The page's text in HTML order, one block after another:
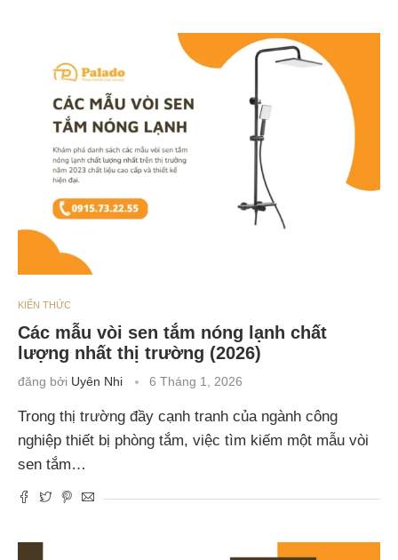
KIẾN THỨC
Các mẫu vòi sen tắm nóng lạnh chất
lượng nhất thị trường (2026)
đăng bởi Uyên Nhi 6 Tháng 1, 2026
Trong thị trường đầy cạnh tranh của ngành công
nghiệp thiết bị phòng tắm, việc tìm kiếm một mẫu vòi
sen tắm…